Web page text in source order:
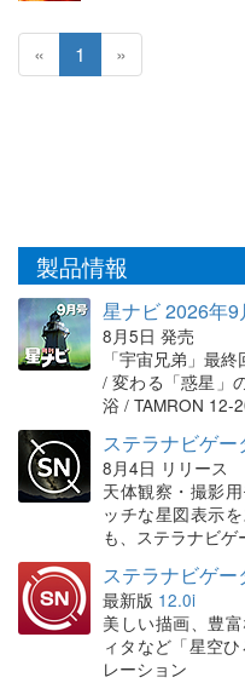
« 1 »
製品情報
星ナビ 2026年9
8月5日 発売
「宇宙兄弟」最
/ 変わる「惑星」
浴 / TAMRON 12-
ステラナビゲ
8月4日 リリース
天体観察・撮影
ッチな星図表示
も、ステラナビゲ
ステラナビゲー
最新版 12.0i
美しい描画、豊
ィタなど「星空
レーション